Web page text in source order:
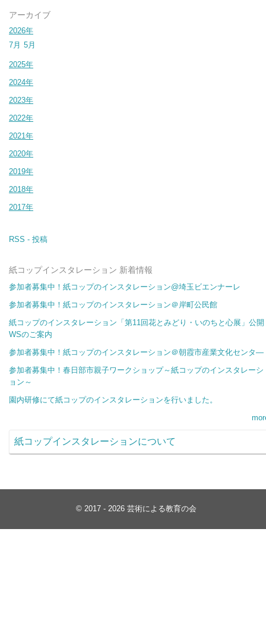
アーカイブ
2026年
7月 5月
2025年
2024年
2023年
2022年
2021年
2020年
2019年
2018年
2017年
RSS - 投稿
紙コップインスタレーション 新着情報
参加者募集中！紙コップのインスタレーション@埼玉ビエンナーレ
参加者募集中！紙コップのインスタレーション＠岸町公民館
紙コップのインスタレーション「第11回花とみどり・いのちと心展」公開
WSのご案内
参加者募集中！紙コップのインスタレーション＠朝霞市産業文化センタ―
参加者募集中！春日部市親子ワークショップ～紙コップのインスタレーシ
ョン～
園内研修にて紙コップのインスタレーションを行いました。
紙コップインスタレーションについて
© 2017 - 2026 芸術による教育の会